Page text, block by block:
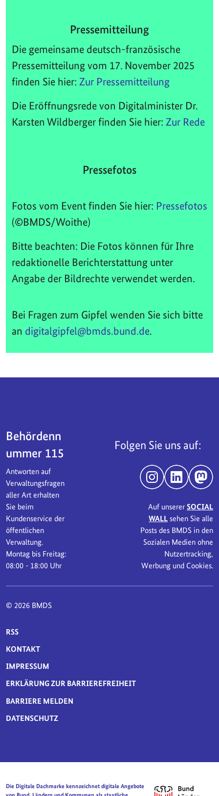
Pressemitteilung
Die gemeinsame deutsch-französische
Pressemitteilung vom 17. November 2025
finden Sie hier: Zur Pressemitteilung
Die Eröffnungsrede von Digitalminister Dr.
Karsten Wildberger finden Sie hier: Zur Rede
Pressefotos
Fotos vom Event finden Sie hier: Pressefotos
(©BMDS/Woithe)
Bitte beachten: Die Fotos können für Ihre
redaktionelle Berichterstattung unter
Angabe der Bildrechte verwendet werden.
Bei Fragen zum Gipfel wenden Sie sich bitte
an digitalgipfel@bmds.bund.de.
Behördenn
ummer 115
Antworten auf
Verwaltungsfragen
aller Art erhalten
Sie beim
Kundenservice der
öffentlichen
Verwaltung.
Montag bis Freitag:
08:00 - 18:00 Uhr
Folgen Sie uns auf:
InstagramLinkedIn
Auf unserer SOCIAL
WALLsehen Sie alle
Posts des BMDS in den
Sozialen Medien ohne
Nutzertracking,
Werbung und Cookies.
© 2026 BMDS
SERVICE-NAVIGATION FUSSBEREICH
RSS
KONTAKT
IMPRESSUM
ERKLÄRUNG ZUR BARRIEREFREIHEIT
BARRIERE MELDEN
DATENSCHUTZ
Die Digitale Dachmarke kennzeichnet digitale Angebote